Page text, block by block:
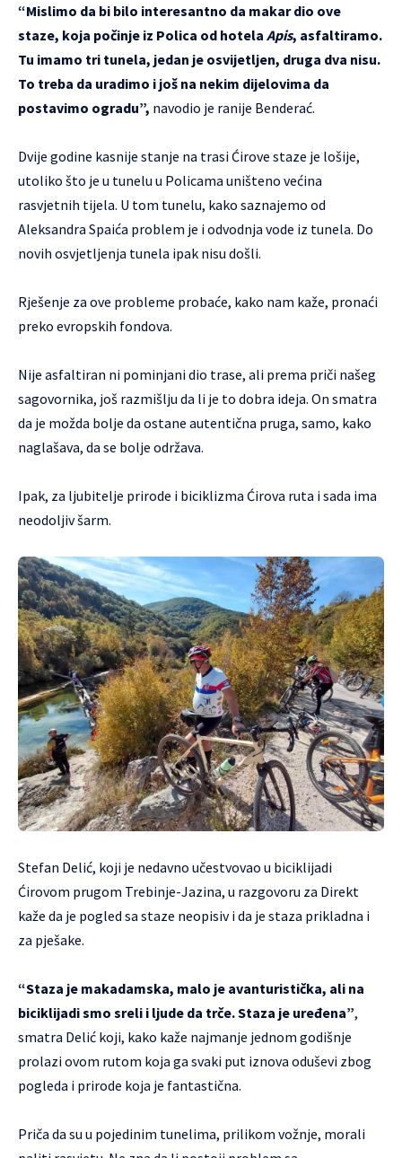
“Mislimo da bi bilo interesantno da makar dio ove
staze, koja počinje iz Polica od hotela Apis, asfaltiramo.
Tu imamo tri tunela, jedan je osvijetljen, druga dva nisu.
To treba da uradimo i još na nekim dijelovima da
postavimo ogradu”, navodio je ranije Benderać.
Dvije godine kasnije stanje na trasi Ćirove staze je lošije,
utoliko što je u tunelu u Policama uništeno većina
rasvjetnih tijela. U tom tunelu, kako saznajemo od
Aleksandra Spaića problem je i odvodnja vode iz tunela. Do
novih osvjetljenja tunela ipak nisu došli.
Rješenje za ove probleme probaće, kako nam kaže, pronaći
preko evropskih fondova.
Nije asfaltiran ni pominjani dio trase, ali prema priči našeg
sagovornika, još razmišlju da li je to dobra ideja. On smatra
da je možda bolje da ostane autentična pruga, samo, kako
naglašava, da se bolje održava.
Ipak, za ljubitelje prirode i biciklizma Ćirova ruta i sada ima
neodoljiv šarm.
Stefan Delić, koji je nedavno učestvovao u biciklijadi
Ćirovom prugom Trebinje-Jazina, u razgovoru za Direkt
kaže da je pogled sa staze neopisiv i da je staza prikladna i
za pješake.
“Staza je makadamska, malo je avanturistička, ali na
biciklijadi smo sreli i ljude da trče. Staza je uređena”,
smatra Delić koji, kako kaže najmanje jednom godišnje
prolazi ovom rutom koja ga svaki put iznova oduševi zbog
pogleda i prirode koja je fantastična.
Priča da su u pojedinim tunelima, prilikom vožnje, morali